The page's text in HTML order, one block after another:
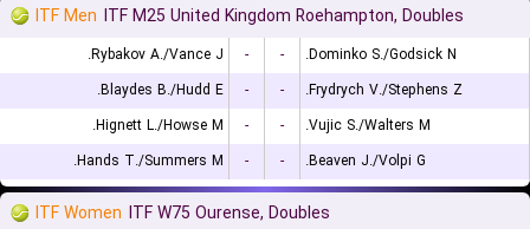
ITF Men ITF M25 United Kingdom Roehampton, Doubles
Rybakov A./Vance J. - -
Dominko S./Godsick N.
Blaydes B./Hudd E.
- -
Frydrych V./Stephens Z.
Hignett L./Howse M.
- -
Vujic S./Walters M.
Hands T./Summers M.
- - Beaven J./Volpi G.
ITF Women ITF W75 Ourense, Doubles